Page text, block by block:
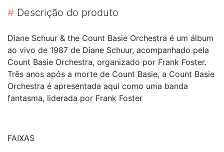
# Descrição do produto
Diane Schuur & the Count Basie Orchestra é um álbum
ao vivo de 1987 de Diane Schuur, acompanhado pela
Count Basie Orchestra, organizado por Frank Foster.
Três anos após a morte de Count Basie, a Count Basie
Orchestra é apresentada aqui como uma banda
fantasma, liderada por Frank Foster
FAIXAS